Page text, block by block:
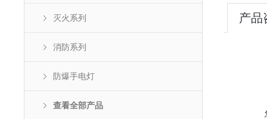
灭火系列
消防系列
防爆手电灯
查看全部产品
产品